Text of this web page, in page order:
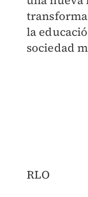
la
sociedad
RLO